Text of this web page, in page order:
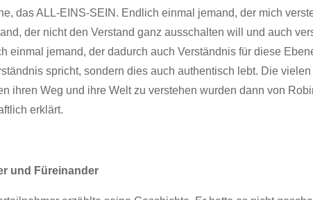
das ALL-EINS-SEIN. Endlich einmal jemand, der mich
der nicht den Verstand ganz ausschalten will und auch
einmal jemand, der dadurch auch Verständnis für diese
spricht, sondern dies auch authentisch lebt. Die
ihren Weg und ihre Welt zu verstehen wurden dann von
erklärt.
und Füreinander